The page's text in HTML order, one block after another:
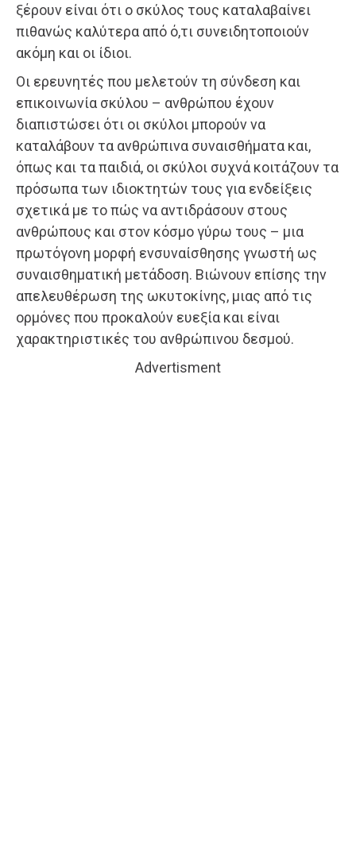
ξέρουν είναι ότι ο σκύλος τους καταλαβαίνει
πιθανώς καλύτερα από ό,τι συνειδητοποιούν
ακόμη και οι ίδιοι.
Οι ερευνητές που μελετούν τη σύνδεση και
επικοινωνία σκύλου – ανθρώπου έχουν
διαπιστώσει ότι οι σκύλοι μπορούν να
καταλάβουν τα ανθρώπινα συναισθήματα και,
όπως και τα παιδιά, οι σκύλοι συχνά κοιτάζουν τα
πρόσωπα των ιδιοκτητών τους για ενδείξεις
σχετικά με το πώς να αντιδράσουν στους
ανθρώπους και στον κόσμο γύρω τους – μια
πρωτόγονη μορφή ενσυναίσθησης γνωστή ως
συναισθηματική μετάδοση. Βιώνουν επίσης την
απελευθέρωση της ωκυτοκίνης, μιας από τις
ορμόνες που προκαλούν ευεξία και είναι
χαρακτηριστικές του ανθρώπινου δεσμού.
Advertisment